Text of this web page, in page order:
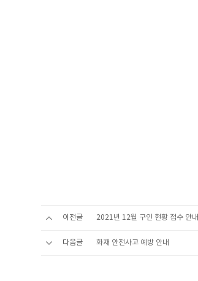
이전글 2021년 12월 구인 현황 접수 안내
다음글 화재 안전사고 예방 안내